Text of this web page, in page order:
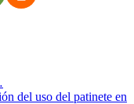
del uso del patinete en